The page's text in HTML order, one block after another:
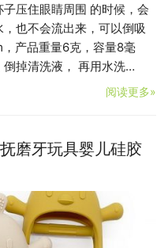
压住眼睛周围 的时候，会
也不会流出来，可以倒吸
产品重量6克，容量8毫
掉清洗液， 再用水洗…
阅读更多»
磨牙玩具婴儿硅胶